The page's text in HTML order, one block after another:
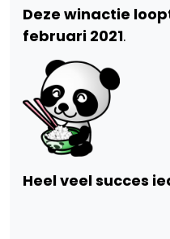
Deze winactie
februari 2021.
Heel veel succes